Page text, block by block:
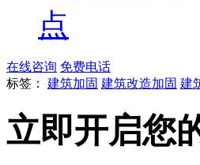
点
在线咨询 免费电话
标签：
建筑加固 建筑改造加固 建
立即开启您